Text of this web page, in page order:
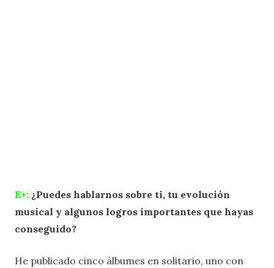
E+: ¿Puedes hablarnos sobre ti, tu evolución
musical y algunos logros importantes que hayas
conseguido?
He publicado cinco álbumes en solitario, uno con